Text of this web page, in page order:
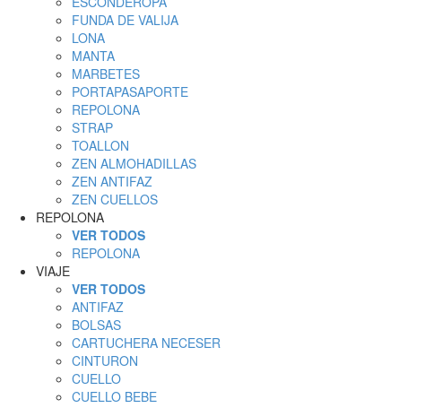
FUNDA DE VALIJA
LONA
MANTA
MARBETES
PORTAPASAPORTE
REPOLONA
STRAP
TOALLON
ZEN ALMOHADILLAS
ZEN ANTIFAZ
ZEN CUELLOS
REPOLONA
VER TODOS
REPOLONA
VIAJE
VER TODOS
ANTIFAZ
BOLSAS
CARTUCHERA NECESER
CINTURON
CUELLO
CUELLO BEBE